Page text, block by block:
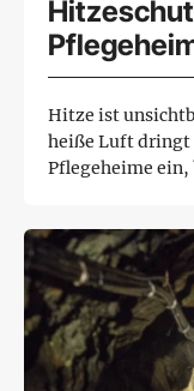
Hitze ist
heiße Luft dringt
Pflegeheime